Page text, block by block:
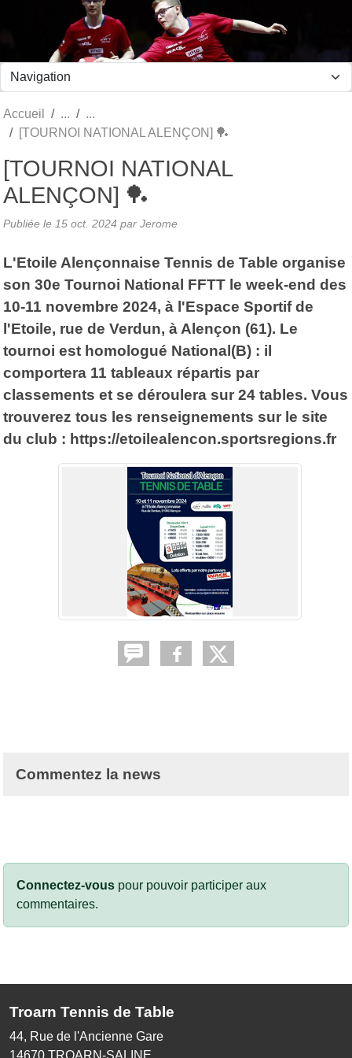
Accueil
[TOURNOI NATIONAL ALENÇON] 🏓
[TOURNOI NATIONAL
ALENÇON] 🏓
Publiée le 15 oct. 2024 par Jerome
L'Etoile Alençonnaise Tennis de Table organise
son 30e Tournoi National FFTT le week-end des
10-11 novembre 2024, à l'Espace Sportif de
l'Etoile, rue de Verdun, à Alençon (61). Le
tournoi est homologué National(B) : il
comportera 11 tableaux répartis par
classements et se déroulera sur 24 tables. Vous
trouverez tous les renseignements sur le site
du club : https://etoilealencon.sportsregions.fr
Commentez la news
Connectez-vous pour pouvoir participer aux
commentaires.
Troarn Tennis de Table
44, Rue de l'Ancienne Gare
14670 TROARN-SALINE
Panneau de gestion des cookies